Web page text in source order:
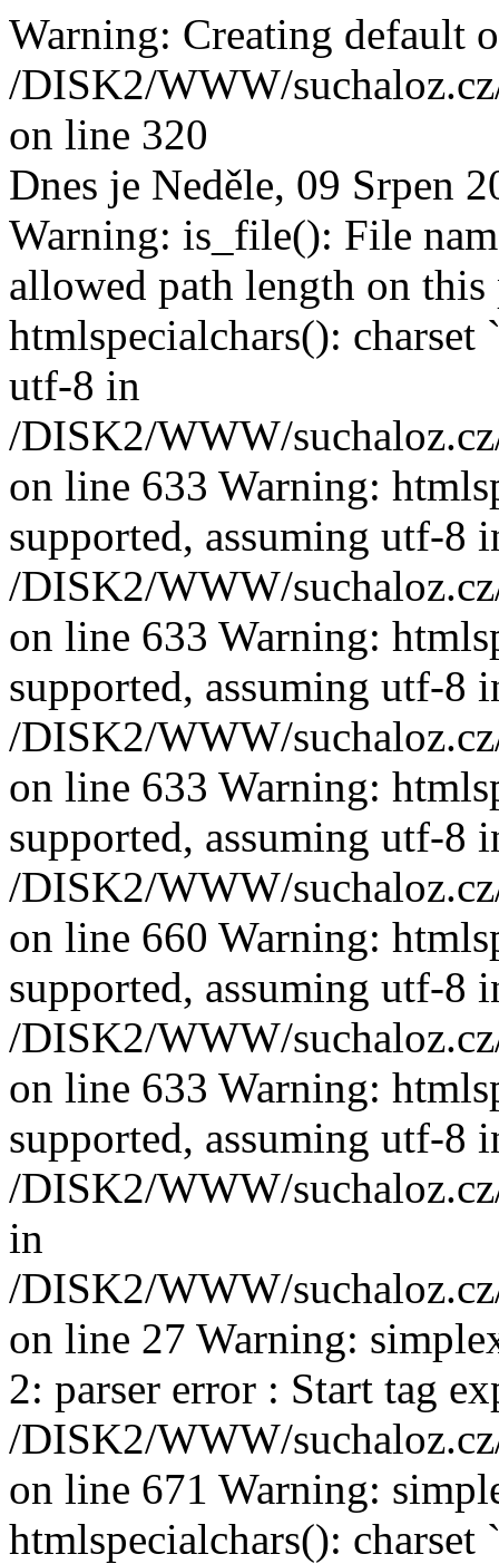
Warning: Creating default
/DISK2/WWW/
on line 320
Dnes je Neděle, 09 Srpen
Warning: is_file(): File
allowed path length on
htmlspecialchars(): charset
utf-8 in
/DISK2/WWW/
on line 633 Warning:
supported, assuming utf-8
/DISK2/WWW/
on line 633 Warning:
supported, assuming utf-8
/DISK2/WWW/
on line 633 Warning:
supported, assuming utf-8
/DISK2/WWW/
on line 660 Warning:
supported, assuming utf-8
/DISK2/WWW/
on line 633 Warning:
supported, assuming utf-8
/DISK2/WWW/
in
/DISK2/WWW/
on line 27 Warning:
2: parser error : Start tag
/DISK2/WWW/
on line 671 Warning:
htmlspecialchars(): charset